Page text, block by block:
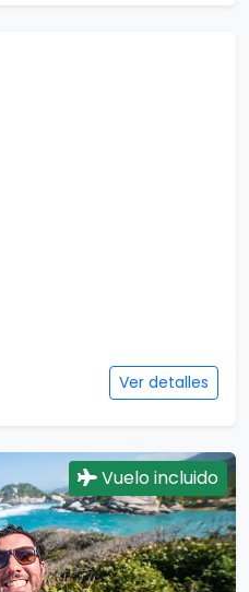
Ver detalles
Vuelo incluido